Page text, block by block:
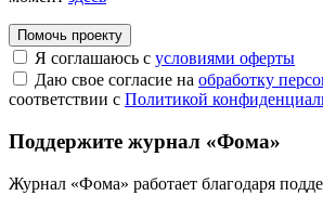
Помочь проекту
Я соглашаюсь с условиями оферты
Даю свое согласие на обработку
соответствии с Политикой
Поддержите журнал «Фома»
Журнал «Фома» работает благодаря